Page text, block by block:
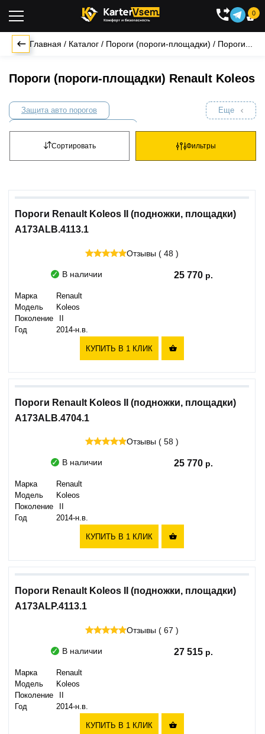

0
Главная / Каталог / Пороги (пороги-площадки) / Пороги...
Пороги (пороги-площадки) Renault Koleos
Защита авто порогов
Накладки на пороги
Подножки для внедорожников
Еще
Фильтры
Сортировать
Пороги Renault Koleos II (подножки, площадки)
A173ALB.4113.1
Отзывы ( 48 )
В наличии 25 770
Марка
Renault
Модель
Koleos
Поколение
Год
2014-н.в.
КУПИТЬ В 1 КЛИК 
Пороги Renault Koleos II (подножки, площадки)
A173ALB.4704.1
Отзывы ( 58 )
В наличии 25 770
Марка
Renault
Модель
Koleos
Поколение
Год
2014-н.в.
КУПИТЬ В 1 КЛИК 
Пороги Renault Koleos II (подножки, площадки)
A173ALP.4113.1
Отзывы ( 67 )
В наличии 27 515
Марка
Renault
Модель
Koleos
Поколение
Год
2014-н.в.
КУПИТЬ В 1 КЛИК 